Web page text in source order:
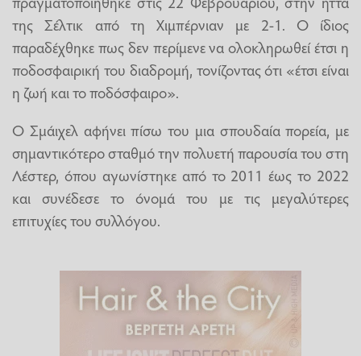
της Σέλτικ από τη Χιμπέρνιαν με 2-1. Ο ίδιος
παραδέχθηκε πως δεν περίμενε να ολοκληρωθεί έτσι η
ποδοσφαιρική του διαδρομή, τονίζοντας ότι «έτσι είναι
η ζωή και το ποδόσφαιρο».
Ο Σμάιχελ αφήνει πίσω του μια σπουδαία πορεία, με
σημαντικότερο σταθμό την πολυετή παρουσία του στη
Λέστερ, όπου αγωνίστηκε από το 2011 έως το 2022
και συνέδεσε το όνομά του με τις μεγαλύτερες
επιτυχίες του συλλόγου.